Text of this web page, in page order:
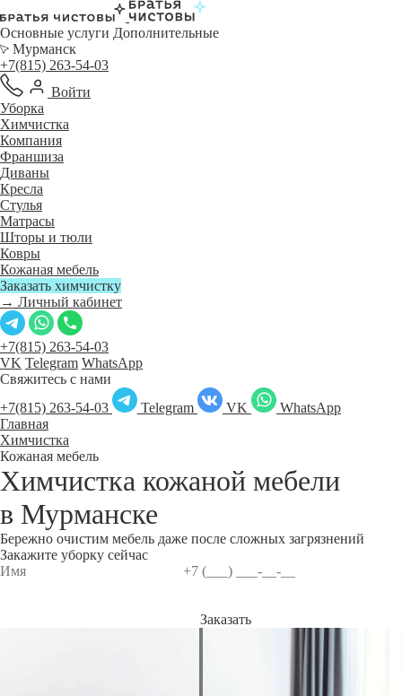
Основные услуги Дополнительные
Мурманск
+7(815) 263-54-03
Войти
Уборка
Химчистка
Компания
Франшиза
Диваны
Кресла
Стулья
Матрасы
Шторы и тюли
Ковры
Кожаная мебель
Заказать химчистку
→ Личный кабинет
+7(815) 263-54-03
VK Telegram WhatsApp
Свяжитесь с нами
+7(815) 263-54-03
Telegram VK
WhatsApp
Главная
Химчистка
Кожаная мебель
Химчистка кожаной мебели
в Мурманске
Бережно очистим мебель даже после сложных загрязнений
Закажите уборку сейчас
Заказать